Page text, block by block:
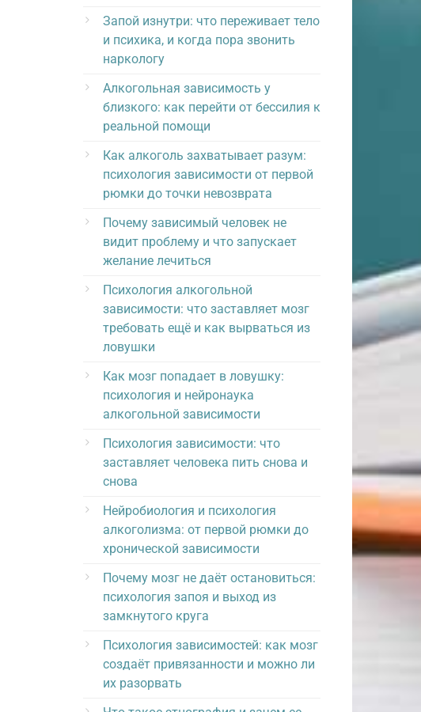
Запой изнутри: что переживает тело
и психика, и когда пора звонить
наркологу
Алкогольная зависимость у
близкого: как перейти от бессилия к
реальной помощи
Как алкоголь захватывает разум:
психология зависимости от первой
рюмки до точки невозврата
Почему зависимый человек не
видит проблему и что запускает
желание лечиться
Психология алкогольной
зависимости: что заставляет мозг
требовать ещё и как вырваться из
ловушки
Как мозг попадает в ловушку:
психология и нейронаука
алкогольной зависимости
Психология зависимости: что
заставляет человека пить снова и
снова
Нейробиология и психология
алкоголизма: от первой рюмки до
хронической зависимости
Почему мозг не даёт остановиться:
психология запоя и выход из
замкнутого круга
Психология зависимостей: как мозг
создаёт привязанности и можно ли
их разорвать